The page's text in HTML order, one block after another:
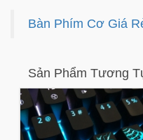
Bàn Phím Cơ Giá
Sản Phẩm Tương